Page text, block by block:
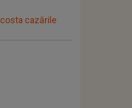
cazările